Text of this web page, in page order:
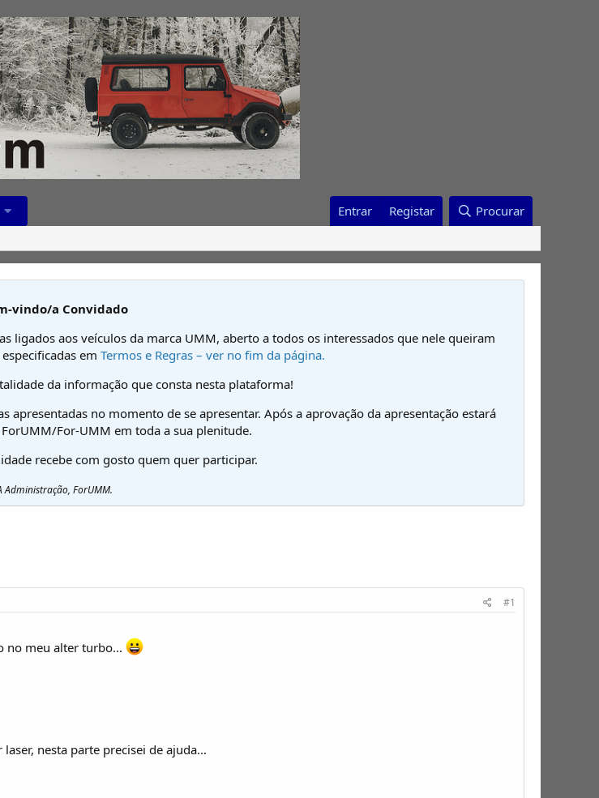
Entrar Registar Procurar
vindo/a Convidado
ligados aos veículos da marca UMM, aberto a todos os interessados que nele queiram
em Termos e Regras – ver no fim da página.
da informação que consta nesta plataforma!
no momento de se apresentar. Após a aprovação da apresentação estará
For-UMM em toda a sua plenitude.
recebe com gosto quem quer participar.
Administração, ForUMM.
#1
no meu alter turbo...
nesta parte precisei de ajuda...